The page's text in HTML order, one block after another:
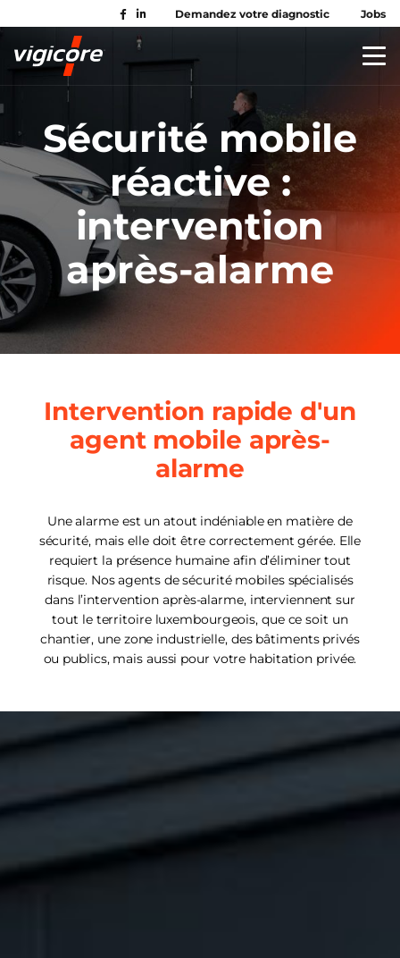
Demandez votre diagnostic Jobs
Sécurité mobile
réactive :
intervention
après-alarme
Intervention rapide d'un
agent mobile après-
alarme
Une alarme est un atout indéniable en matière de
sécurité, mais elle doit être correctement gérée. Elle
requiert la présence humaine afin d’éliminer tout
risque. Nos agents de sécurité mobiles spécialisés
dans l’intervention après-alarme, interviennent sur
tout le territoire luxembourgeois, que ce soit un
chantier, une zone industrielle, des bâtiments privés
ou publics, mais aussi pour votre habitation privée.